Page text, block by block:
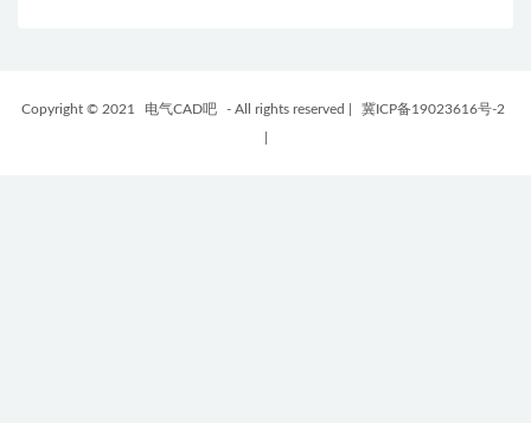
Copyright © 2021 电气CAD吧 - All rights reserved
冀ICP备19023616号-2